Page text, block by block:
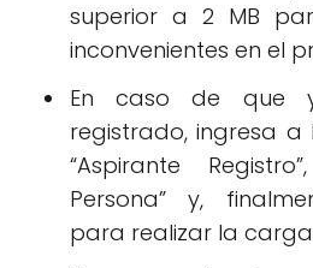
superior a 2 MB
inconvenientes en el
En caso de que
registrado, ingresa
“Aspirante
Persona” y,
para realizar la